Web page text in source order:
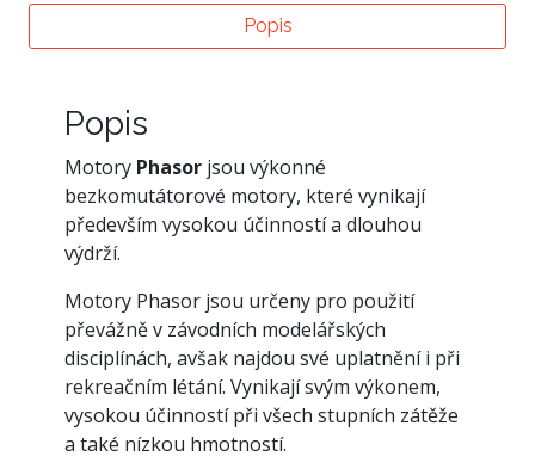
Popis
Popis
Motory Phasor jsou výkonné
bezkomutátorové motory, které vynikají
především vysokou účinností a dlouhou
výdrží.
Motory Phasor jsou určeny pro použití
převážně v závodních modelářských
disciplínách, avšak najdou své uplatnění i při
rekreačním létání. Vynikají svým výkonem,
vysokou účinností při všech stupních zátěže
a také nízkou hmotností.